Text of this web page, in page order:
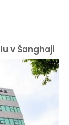
v Šanghaji